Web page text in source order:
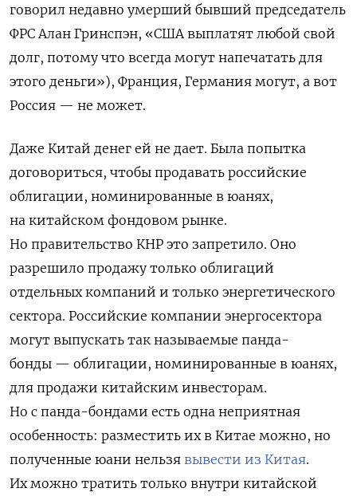
говорил недавно умерший бывший председатель
ФРС Алан Гринспэн, «США выплатят любой свой
долг, потому что всегда могут напечатать для
этого деньги»), Франция, Германия могут, а вот
Россия — не может.
Даже Китай денег ей не дает. Была попытка
договориться, чтобы продавать российские
облигации, номинированные в юанях,
на китайском фондовом рынке.
Но правительство КНР это запретило. Оно
разрешило продажу только облигаций
отдельных компаний и только энергетического
сектора. Российские компании энергосектора
могут выпускать так называемые панда-
бонды — облигации, номинированные в юанях,
для продажи китайским инвесторам.
Но с панда-бондами есть одна неприятная
особенность: разместить их в Китае можно, но
полученные юани нельзя вывести из Китая.
Их можно тратить только внутри китайской